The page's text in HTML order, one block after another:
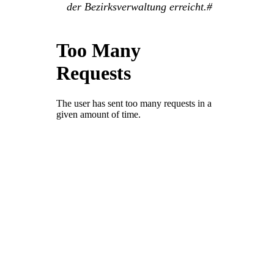
der Bezirksverwaltung erreicht.#